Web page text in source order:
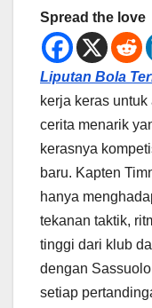
Spread the love
Liputan Bola
kerja keras
cerita menarik
kerasnya
baru. Kapten
hanya
tekanan taktik,
tinggi dari klub
dengan
setiap